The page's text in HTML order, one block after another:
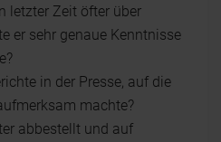
letzter Zeit öfter über
er sehr genaue Kenntnisse
in der Presse, auf die
machte?
abbestellt und auf